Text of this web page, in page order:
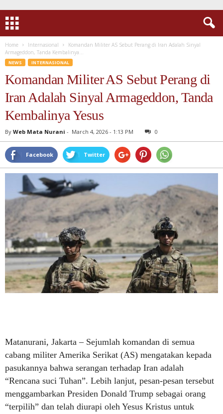
Home Internasional
Komandan Militer AS Sebut Perang di Iran Adalah Sinyal
Armageddon, Tanda Kembalinya...
NEWS INTERNASIONAL
Komandan Militer AS Sebut Perang di
Iran Adalah Sinyal Armageddon, Tanda
Kembalinya Yesus
By Web Mata Nurani - March 4, 2026 - 1:13 PM 0
Facebook Twitter
Matanurani, Jakarta – Sejumlah komandan di semua
cabang militer Amerika Serikat (AS) mengatakan kepada
pasukannya bahwa serangan terhadap Iran adalah
“Rencana suci Tuhan”. Lebih lanjut, pesan-pesan tersebut
menggambarkan Presiden Donald Trump sebagai orang
“terpilih” dan telah diurapi oleh Yesus Kristus untuk